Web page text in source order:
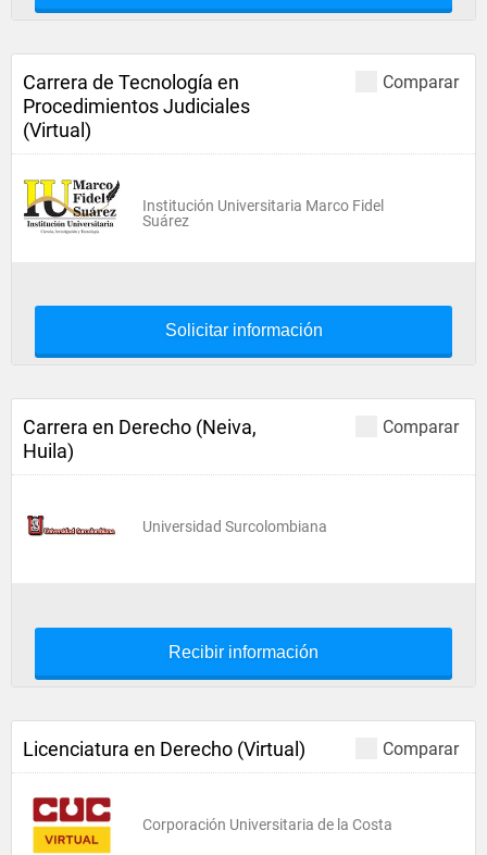
Comparar
Carrera de Tecnología en
Procedimientos Judiciales
(Virtual)
Institución Universitaria Marco Fidel
Suárez
Solicitar información
Comparar
Carrera en Derecho (Neiva,
Huila)
Universidad Surcolombiana
Recibir información
Comparar
Licenciatura en Derecho (Virtual)
Corporación Universitaria de la Costa